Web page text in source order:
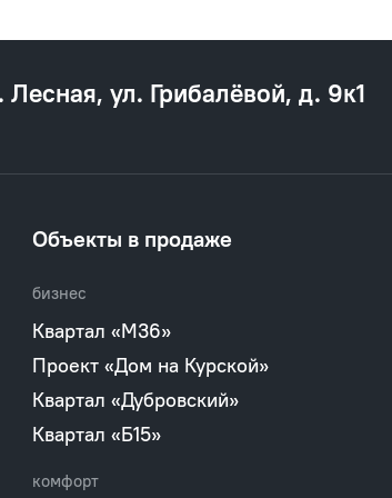
Лесная, ул. Грибалёвой, д. 9к1
Объекты в продаже
бизнес
Квартал «М36»
Проект «Дом на Курской»
Квартал «Дубровский»
Квартал «Б15»
комфорт